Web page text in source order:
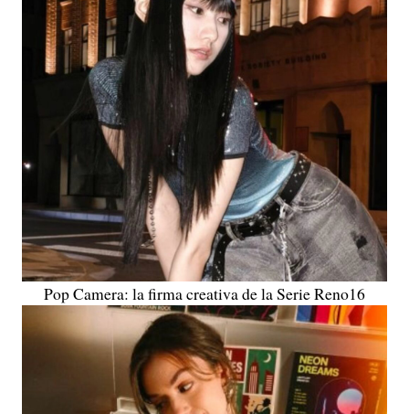
Pop Camera: la firma creativa de la Serie Reno16